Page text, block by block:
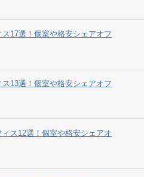
17選！個室や格安シェアオフ
13選！個室や格安シェアオフ
ス12選！個室や格安シェアオ